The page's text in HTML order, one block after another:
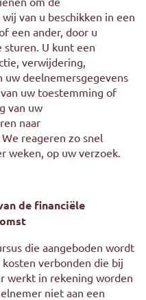
van u beschikken in een
een ander, door u
sturen. U kunt een
verwijdering,
uw deelnemersgegevens
uw toestemming of
van uw
naar
We reageren zo snel
weken, op uw verzoek.
de financiële
die aangeboden wordt
verbonden die bij
werkt in rekening worden
niet aan een